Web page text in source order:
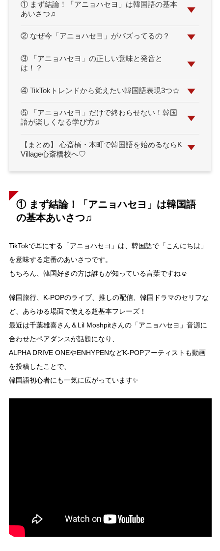
① まず結論！「アニョハセヨ」は韓国語の基本
あいさつ♫
② なぜ今「アニョハセヨ」がバズってるの？
③ 「アニョハセヨ」の正しい意味と発音と
は！？
④ TikTokトレンドから覚えたい韓国語表現3つ☆
⑤ 「アニョハセヨ」だけで終わらせない！韓国
語が楽しくなる学び方♫
【まとめ】 心斎橋・本町で韓国語を始めるならK
Village心斎橋校へ♡
① まず結論！「アニョハセヨ」は韓国語
の基本あいさつ♫
TikTokで耳にする「アニョハセヨ」は、韓国語で「こんにちは」
を意味する定番のあいさつです。
もちろん、韓国好きの方は誰もが知っている言葉ですね☺️
韓国旅行、K-POPのライブ、推しの配信、韓国ドラマのセリフな
ど、あらゆる場面で使える超基本フレーズ！
最近は千葉雄喜さん＆Lil Moshpitさんの「アニョハセヨ」音源に
合わせたペアダンスが話題になり、
ALPHA DRIVE ONEやENHYPENなどK-POPアーティストも動画
を投稿したことで、
韓国語初心者にも一気に広がっています✨